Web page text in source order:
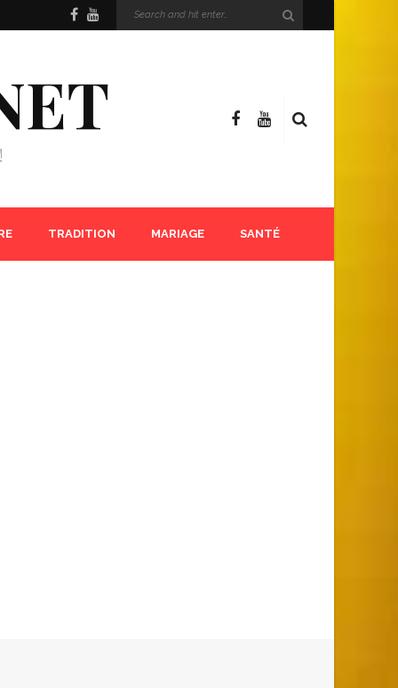
TRADITION MARIAGE SANTÉ